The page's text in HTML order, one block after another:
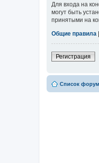
Для входа на
могут быть
принятыми на
Общие правила |
Регистрация
Список